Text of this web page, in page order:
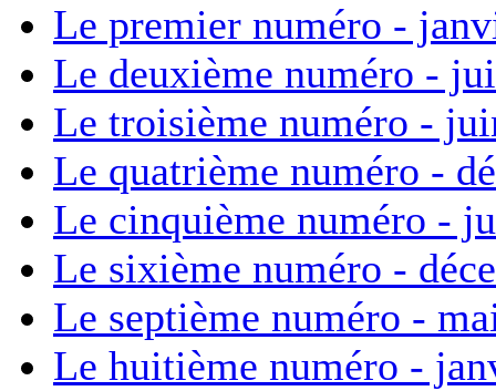
Le premier numéro -
Le deuxième numéro -
Le troisième numéro -
Le quatrième numéro -
Le cinquième numéro -
Le sixième numéro -
Le septième numéro -
Le huitième numéro -